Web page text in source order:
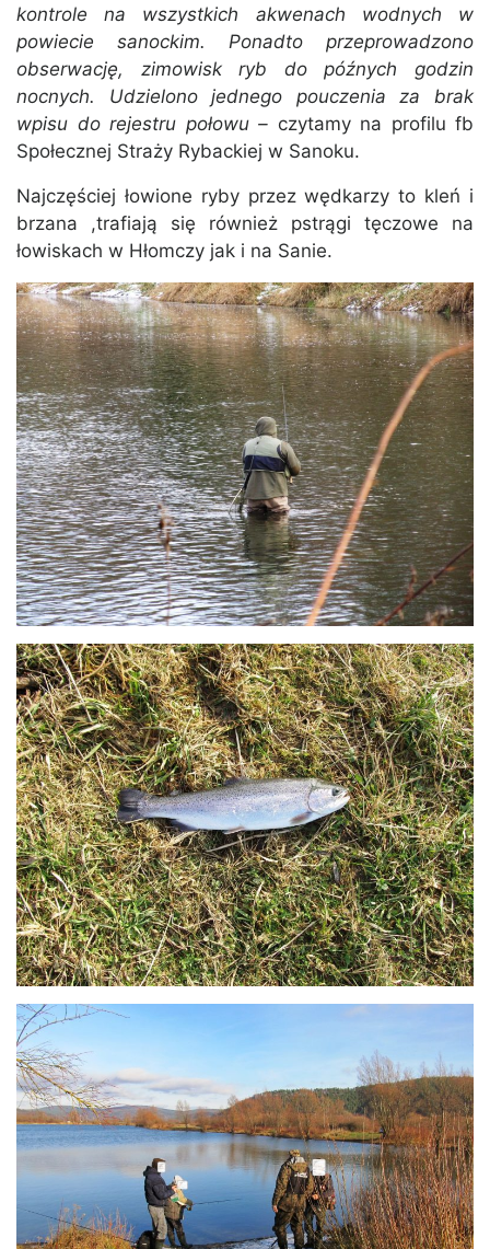
kontrole na wszystkich akwenach wodnych w
powiecie sanockim. Ponadto przeprowadzono
obserwację, zimowisk ryb do późnych godzin
nocnych. Udzielono jednego pouczenia za brak
wpisu do rejestru połowu – czytamy na profilu fb
Społecznej Straży Rybackiej w Sanoku.
Najczęściej łowione ryby przez wędkarzy to kleń i
brzana ,trafiają się również pstrągi tęczowe na
łowiskach w Hłomczy jak i na Sanie.